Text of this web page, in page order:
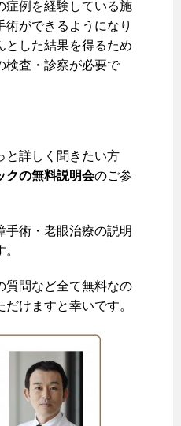
症例を経験している施
ができるようになり
とした結果を得るため
検査・診察が必要で
と詳しく聞きたい方
クの無料説明会のご参
手術・老眼治療の説明
質問など全て無料なの
けますと幸いです。